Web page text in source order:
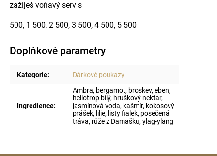
zažiješ voňavý servis
500, 1 500, 2 500, 3 500, 4 500, 5 500
Doplňkové parametry
Kategorie: Dárkové poukazy
Ingredience:
Ambra, bergamot, broskev, eben,
heliotrop bílý, hruškový nektar,
jasmínová voda, kašmír, kokosový
prášek, lilie, listy fialek, posečená
tráva, růže z Damašku, ylag-ylang